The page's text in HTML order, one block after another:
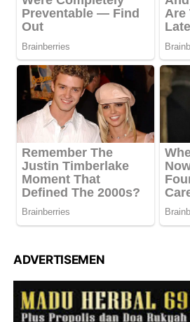
ADVERTISEMEN